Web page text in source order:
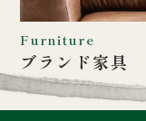
Furniture
ブランド家具